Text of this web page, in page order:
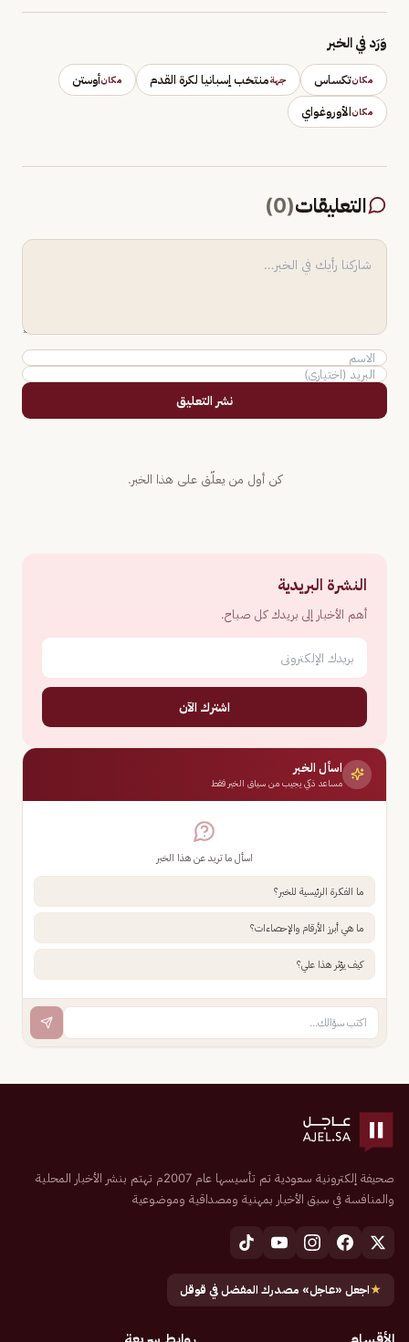
وَرَد في الخبر
مكانتكساس جهةمنتخب إسبانيا لكرة القدم مكانأوستن
مكانالأوروغواي
التعليقات(
0
)
نشر التعليق
كن أول من يعلّق على هذا الخبر.
النشرة البريدية
أهم الأخبار إلى بريدك كل صباح.
اشترك الآن
اسأل الخبر
مساعد ذكي يجيب من سياق الخبر فقط
اسأل ما تريد عن هذا الخبر
ما الفكرة الرئيسية للخبر؟
ما هي أبرز الأرقام والإحصاءات؟
كيف يؤثر هذا علي؟
صحيفة إلكترونية سعودية تم تأسيسها عام 2007م تهتم بنشر الأخبار المحلية
والمنافسة في سبق الأخبار بمهنية ومصداقية وموضوعية
★اجعل «عاجل» مصدرك المفضل في قوقل